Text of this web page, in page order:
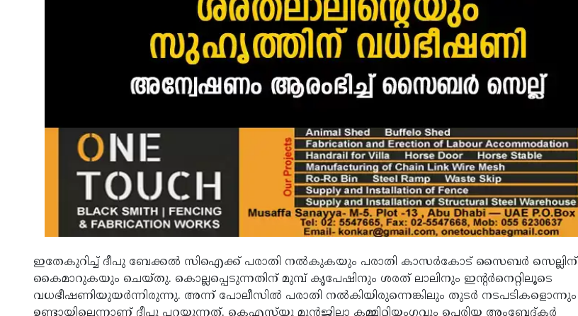
ഇതേകുറിച്ച് ദീപു ബേക്കല്‍ സിഐക്ക് പരാതി നല്‍കുകയും പരാതി കാസര്‍കോട് സൈബര്‍ സെല്ലിന്
കൈമാറുകയും ചെയ്തു. കൊല്ലപ്പെടുന്നതിന് മുമ്പ് കൃപേഷിനും ശരത് ലാലിനും ഇന്റര്‍നെറ്റിലൂടെ
വധഭീഷണിയുയര്‍ന്നിരുന്നു. അന്ന് പോലീസില്‍ പരാതി നല്‍കിയിരുന്നെങ്കിലും തുടര്‍ നടപടികളൊന്നും